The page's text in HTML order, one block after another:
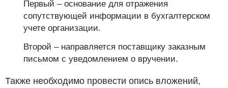
Первый – основание для отражения
сопутствующей информации в бухгалтерском
учете организации.
Второй – направляется поставщику заказным
письмом с уведомлением о вручении.
Также необходимо провести опись вложений,